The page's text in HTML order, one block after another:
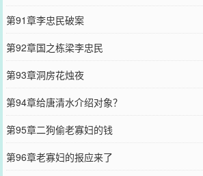
第91章李忠民破案
第92章国之栋梁李忠民
第93章洞房花烛夜
第94章给唐清水介绍对象？
第95章二狗偷老寡妇的钱
第96章老寡妇的报应来了